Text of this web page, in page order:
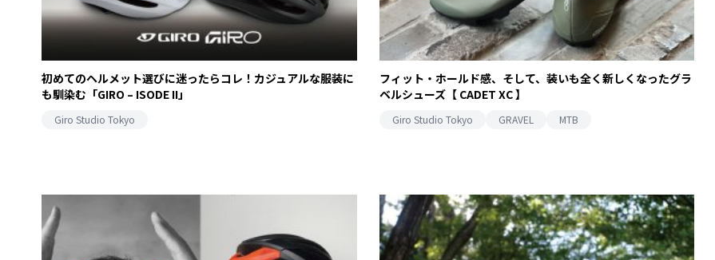
初めてのヘルメット選びに迷ったらコレ！カジュアルな服装に
も馴染む「GIRO – ISODE II」
Giro Studio Tokyo
フィット・ホールド感、そして、装いも全く新しくなったグラ
ベルシューズ【 CADET XC 】
Giro Studio Tokyo GRAVEL MTB